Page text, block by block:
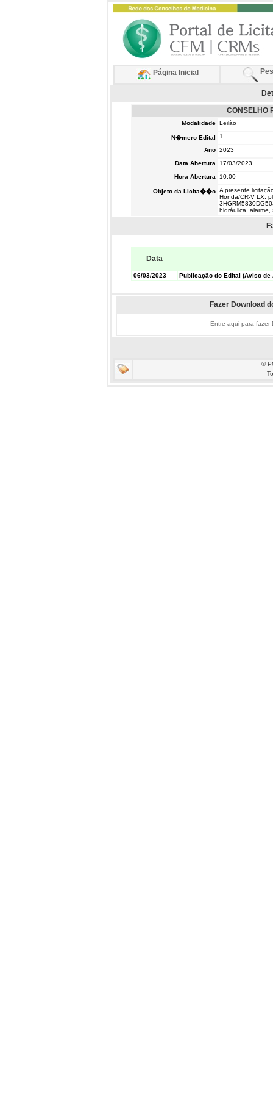
Página Inicial
CONSELHO
Modalidade Leilão
N�mero Edital
1
Ano 2023
Data Abertura
17/03/2023
Hora Abertura
10:00
Objeto da Licita��o A presente
Honda/CR-V LX,
hidráulica, alarme,
Data
06/03/2023 Publicação do Edital (Aviso de
Fazer Download
Entre aqui para fazer
©